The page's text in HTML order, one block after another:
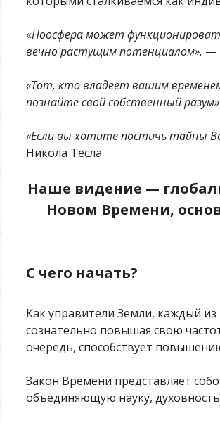
«Ноосфера может
вечно растущим потенциалом». —
«Тот, кто владеет вашим
познайте свой собственный разум»
«Если вы хотите постичь тайны
Никола Тесла
Наше видение —
Новом Времени,
С чего начать?
Как управители Земли, каждый
сознательно повышая свою
очередь, способствует
Закон Времени представляет
объединяющую науку, духовность